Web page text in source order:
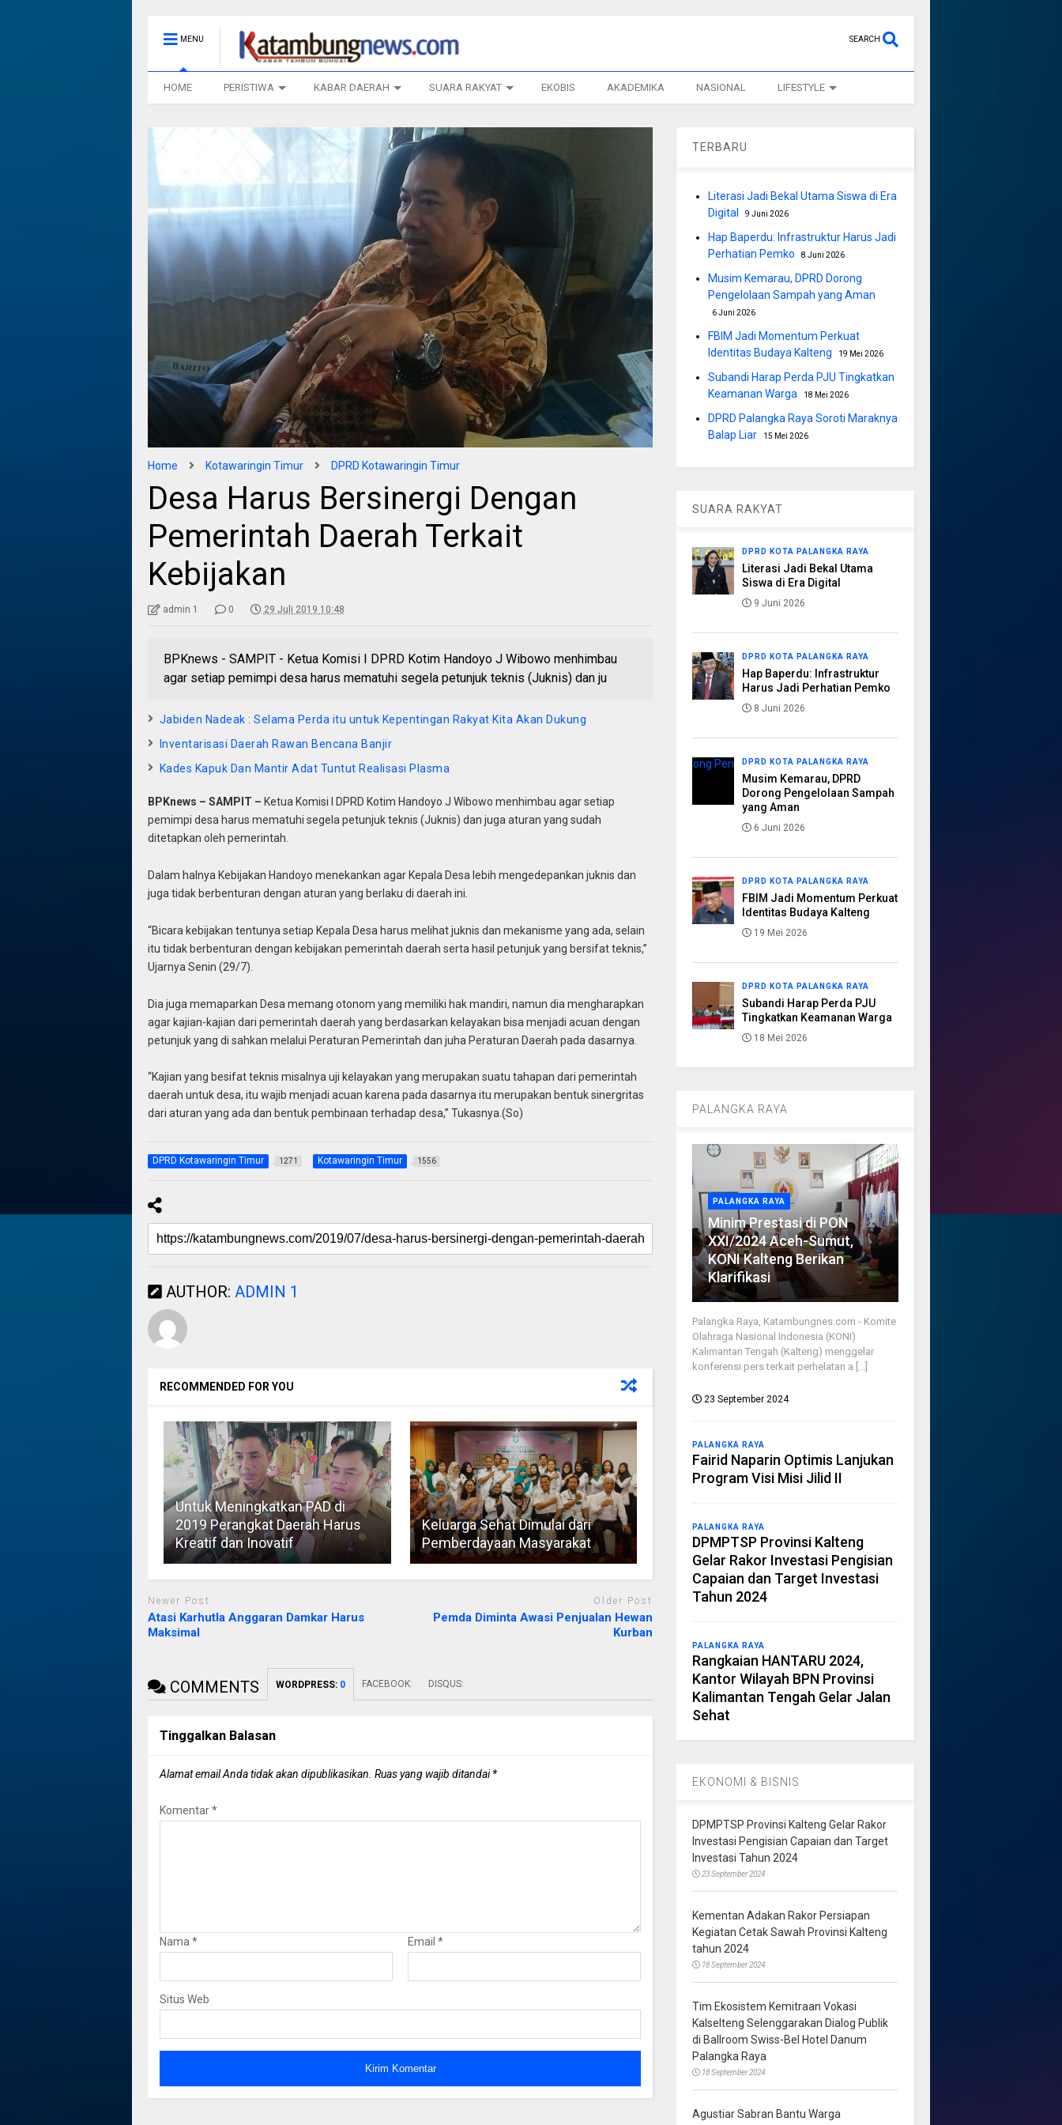
MENU SEARCH
HOME PERISTIWA KABAR DAERAH SUARA RAKYAT EKOBIS AKADEMIKA NASIONAL LIFESTYLE
Home Kotawaringin Timur DPRD Kotawaringin Timur
Desa Harus Bersinergi Dengan
Pemerintah Daerah Terkait
Kebijakan
admin 1 0 29 Juli 2019 10:48
BPKnews - SAMPIT - Ketua Komisi I DPRD Kotim Handoyo J Wibowo menhimbau
agar setiap pemimpi desa harus mematuhi segela petunjuk teknis (Juknis) dan ju
Jabiden Nadeak : Selama Perda itu untuk Kepentingan Rakyat Kita Akan Dukung
Inventarisasi Daerah Rawan Bencana Banjir
Kades Kapuk Dan Mantir Adat Tuntut Realisasi Plasma
BPKnews – SAMPIT – Ketua Komisi I DPRD Kotim Handoyo J Wibowo menhimbau agar setiap
pemimpi desa harus mematuhi segela petunjuk teknis (Juknis) dan juga aturan yang sudah
ditetapkan oleh pemerintah.
Dalam halnya Kebijakan Handoyo menekankan agar Kepala Desa lebih mengedepankan juknis dan
juga tidak berbenturan dengan aturan yang berlaku di daerah ini.
“Bicara kebijakan tentunya setiap Kepala Desa harus melihat juknis dan mekanisme yang ada, selain
itu tidak berbenturan dengan kebijakan pemerintah daerah serta hasil petunjuk yang bersifat teknis,”
Ujarnya Senin (29/7).
Dia juga memaparkan Desa memang otonom yang memiliki hak mandiri, namun dia mengharapkan
agar kajian-kajian dari pemerintah daerah yang berdasarkan kelayakan bisa menjadi acuan dengan
petunjuk yang di sahkan melalui Peraturan Pemerintah dan juha Peraturan Daerah pada dasarnya.
“Kajian yang besifat teknis misalnya uji kelayakan yang merupakan suatu tahapan dari pemerintah
daerah untuk desa, itu wajib menjadi acuan karena pada dasarnya itu merupakan bentuk sinergritas
dari aturan yang ada dan bentuk pembinaan terhadap desa,” Tukasnya.(So)
DPRD Kotawaringin Timur 1271 Kotawaringin Timur 1556
AUTHOR: ADMIN 1
RECOMMENDED FOR YOU
Untuk Meningkatkan PAD di
2019 Perangkat Daerah Harus
Kreatif dan Inovatif
Keluarga Sehat Dimulai dari
Pemberdayaan Masyarakat
Newer Post
Atasi Karhutla Anggaran Damkar Harus
Maksimal
Older Post
Pemda Diminta Awasi Penjualan Hewan
Kurban
COMMENTS WORDPRESS: 0 FACEBOOK: DISQUS:
Tinggalkan Balasan
Alamat email Anda tidak akan dipublikasikan. Ruas yang wajib ditandai*
Komentar*
Nama * Email *
Situs Web
TERBARU
Literasi Jadi Bekal Utama Siswa di Era
Digital
9 Juni 2026
Hap Baperdu: Infrastruktur Harus Jadi
Perhatian Pemko
8 Juni 2026
Musim Kemarau, DPRD Dorong
Pengelolaan Sampah yang Aman
6 Juni 2026
FBIM Jadi Momentum Perkuat
Identitas Budaya Kalteng
19 Mei 2026
Subandi Harap Perda PJU Tingkatkan
Keamanan Warga
18 Mei 2026
DPRD Palangka Raya Soroti Maraknya
Balap Liar
15 Mei 2026
SUARA RAKYAT
DPRD KOTA PALANGKA RAYA
Literasi Jadi Bekal Utama
Siswa di Era Digital
9 Juni 2026
DPRD KOTA PALANGKA RAYA
Hap Baperdu: Infrastruktur
Harus Jadi Perhatian Pemko
8 Juni 2026
DPRD KOTA PALANGKA RAYA
Musim Kemarau, DPRD
Dorong Pengelolaan Sampah
yang Aman
6 Juni 2026
DPRD KOTA PALANGKA RAYA
FBIM Jadi Momentum Perkuat
Identitas Budaya Kalteng
19 Mei 2026
DPRD KOTA PALANGKA RAYA
Subandi Harap Perda PJU
Tingkatkan Keamanan Warga
18 Mei 2026
PALANGKA RAYA
PALANGKA RAYA
Minim Prestasi di PON
XXI/2024 Aceh-Sumut,
KONI Kalteng Berikan
Klarifikasi
Palangka Raya, Katambungnes.com - Komite
Olahraga Nasional Indonesia (KONI)
Kalimantan Tengah (Kalteng) menggelar
konferensi pers terkait perhelatan a [...]
23 September 2024
PALANGKA RAYA
Fairid Naparin Optimis Lanjukan
Program Visi Misi Jilid II
PALANGKA RAYA
DPMPTSP Provinsi Kalteng
Gelar Rakor Investasi Pengisian
Capaian dan Target Investasi
Tahun 2024
PALANGKA RAYA
Rangkaian HANTARU 2024,
Kantor Wilayah BPN Provinsi
Kalimantan Tengah Gelar Jalan
Sehat
EKONOMI & BISNIS
DPMPTSP Provinsi Kalteng Gelar Rakor
Investasi Pengisian Capaian dan Target
Investasi Tahun 2024
23 September 2024
Kementan Adakan Rakor Persiapan
Kegiatan Cetak Sawah Provinsi Kalteng
tahun 2024
18 September 2024
Tim Ekosistem Kemitraan Vokasi
Kalselteng Selenggarakan Dialog Publik
di Ballroom Swiss-Bel Hotel Danum
Palangka Raya
18 September 2024
Agustiar Sabran Bantu Warga